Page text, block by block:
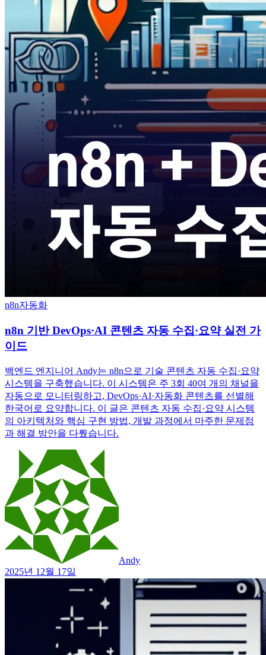
n8n자동화
n8n 기반 DevOps·AI 콘텐츠 자동 수집·요약 실전 가
이드
백엔드 엔지니어 Andy는 n8n으로 기술 콘텐츠 자동 수집·요약
시스템을 구축했습니다. 이 시스템은 주 3회 40여 개의 채널을
자동으로 모니터링하고, DevOps·AI·자동화 콘텐츠를 선별해
한국어로 요약합니다. 이 글은 콘텐츠 자동 수집·요약 시스템
의 아키텍처와 핵심 구현 방법, 개발 과정에서 마주한 문제점
과 해결 방안을 다뤘습니다.
Andy
2025년 12월 17일